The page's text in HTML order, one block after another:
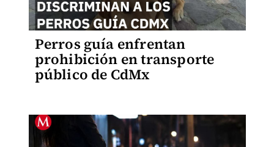
Perros guía enfrentan
prohibición en transporte
público de CdMx